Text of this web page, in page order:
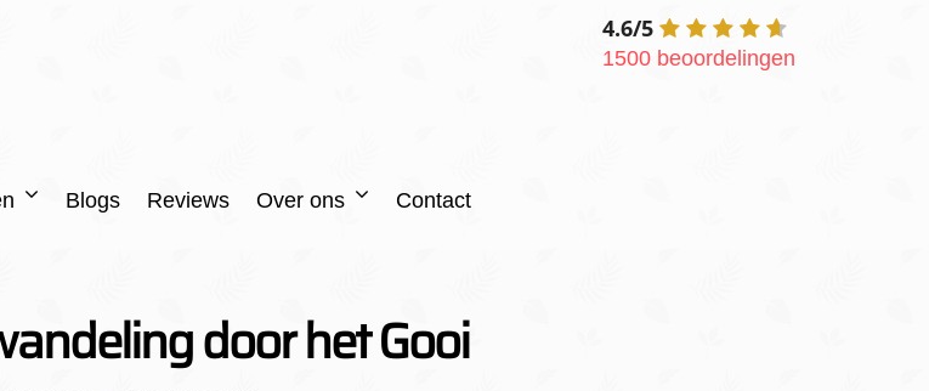
4.6/5
1500 beoordelingen
Blogs Reviews Over ons Contact
door het Gooi